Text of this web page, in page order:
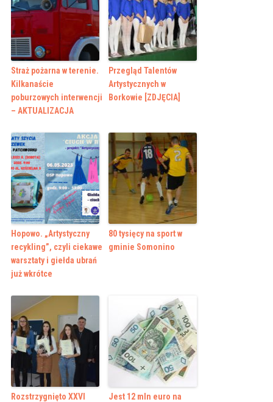
Straż pożarna w terenie.
Kilkanaście
poburzowych interwencji
– AKTUALIZACJA
Przegląd Talentów
Artystycznych w
Borkowie [ZDJĘCIA]
Hopowo. „Artystyczny
recykling”, czyli ciekawe
warsztaty i giełda ubrań
już wkrótce
80 tysięcy na sport w
gminie Somonino
Rozstrzygnięto XXVI
Jest 12 mln euro na